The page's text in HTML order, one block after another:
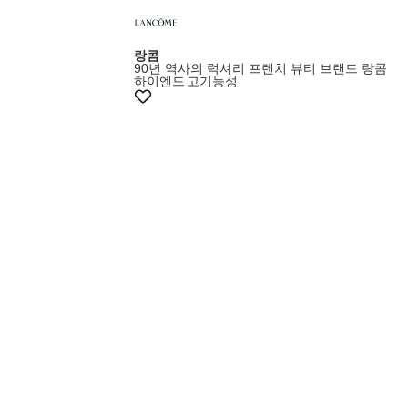
랑콤
90년 역사의 럭셔리 프렌치 뷰티 브랜드 랑콤
하이엔드 고기능성